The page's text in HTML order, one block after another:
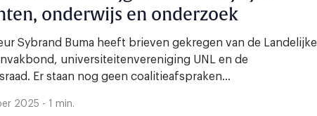
onderwijs en onderzoek
Sybrand Buma heeft brieven gekregen van de Landelijke
universiteitenvereniging UNL en de
Er staan nog geen coalitieafspraken...
2025 - 1 min.